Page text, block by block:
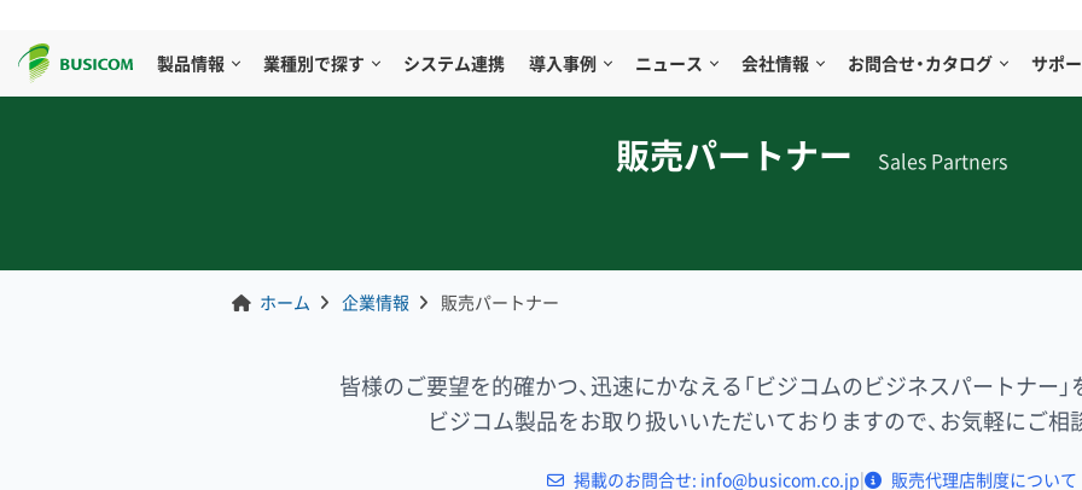
製品情報 業種別で探す システム連携 導入事例 ニュース 会社情報 お問合せ・カタログ サポ
販売パートナー Sales Partners
ホーム 企業情報 販売パートナー
皆様のご要望を的確かつ、迅速にかなえる「ビジコムのビジネスパートナー
ビジコム製品をお取り扱いいただいておりますので、お気軽にご相
掲載のお問合せ: info@busicom.co.jp 販売代理店制度について